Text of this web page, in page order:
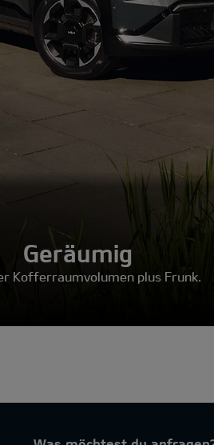
Geräumig
Kofferraumvolumen plus Frunk.